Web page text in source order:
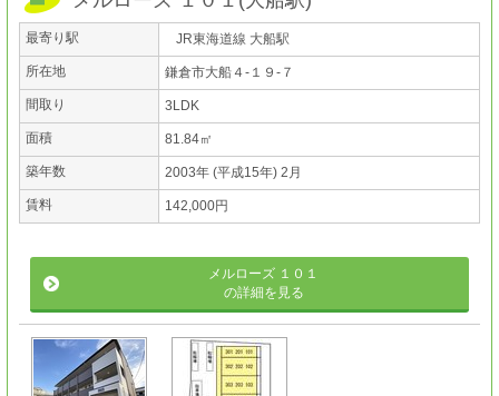
最寄り駅 JR東海道線 大船駅
所在地 鎌倉市大船４-１９-７
間取り 3LDK
面積 81.84㎡
築年数 2003年 (平成15年) 2月
賃料 142,000円
メルローズ １０１
の詳細を見る